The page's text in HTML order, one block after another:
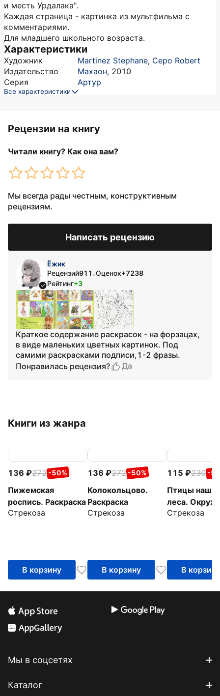
и месть Урдалака".
Каждая страница - картинка из мультфильма с
комментариями.
Для младшего школьного возраста.
Характеристики
Художник Martinez Stephane, Cepo Robert
Издательство
Махаон, 2010
Серия
Артур
Все характеристики
Рецензии на книгу
Читали книгу? Как она вам?
Мы всегда рады честным, конструктивным
рецензиям.
Написать рецензию
Ёжик
Рецензий911 •Оценок+7238
Рейтинг+3
Краткое содержание раскрасок - на форзацах,
в виде маленьких цветных картинок. Под
самими раскрасками подписи,1-2 фразы.
Понравилась рецензия?
Да
Книги из жанра
136 272 -50%
Пижемская
роспись. Раскраска
Стрекоза
В корзину
136 272 -50%
Колокольцово.
Раскраска
Стрекоза
В корзину
115 230 -
Птицы
леса.
мир.
Стрекоза
В корзину
Мы в соцсетях
Каталог